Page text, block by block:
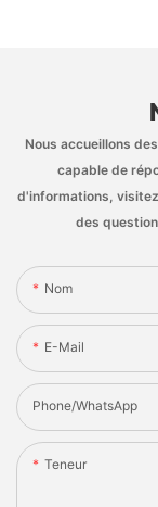
Nous accueillons
capable de
d'informations,
des
Nom
E-Mail
Phone/whatsApp
Teneur